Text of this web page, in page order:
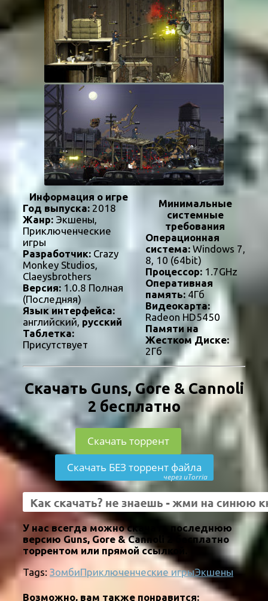
Информация о игре
Год выпуска: 2018
Жанр: Экшены,
Приключенческие
игры
Разработчик: Crazy
Monkey Studios,
Claeysbrothers
Версия: 1.0.8 Полная
(Последняя)
Язык интерфейса:
английский, русский
Таблетка:
Присутствует
Минимальные
системные
требования
Операционная
система:Windows 7,
8, 10 (64bit)
Процессор:1.7GHz
Оперативная
память:4Гб
Видеокарта:
Radeon HD5450
Памяти на
Жестком Диске:
2Гб
Скачать Guns, Gore & Cannoli
2 бесплатно
Скачать торрент
Скачать БЕЗ торрент файла
через uTorria
У нас всегда можно скачать последнюю
версию Guns, Gore & Cannoli 2 бесплатно
торрентом или прямой ссылкой.
Tags: ЗомбиПриключенческие игрыЭкшены
Возможно, вам также понравится: